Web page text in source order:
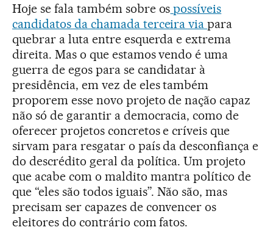
Hoje se fala também sobre os possíveis
candidatos da chamada terceira viapara
quebrar a luta entre esquerda e extrema
direita. Mas o que estamos vendo é uma
guerra de egos para se candidatar à
presidência, em vez de eles também
proporem esse novo projeto de nação capaz
não só de garantir a democracia, como de
oferecer projetos concretos e críveis que
sirvam para resgatar o país da desconfiança e
do descrédito geral da política. Um projeto
que acabe com o maldito mantra político de
que “eles são todos iguais”. Não são, mas
precisam ser capazes de convencer os
eleitores do contrário com fatos.